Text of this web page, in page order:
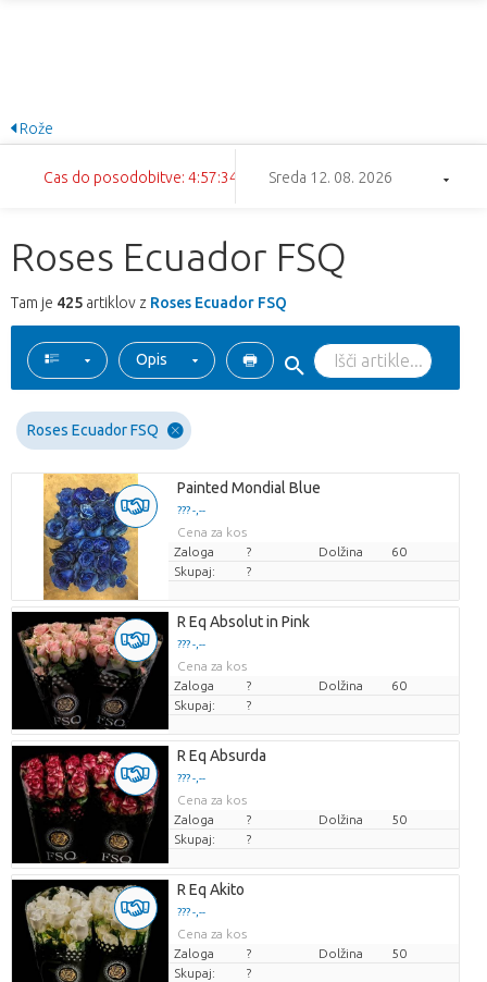
Rože
Cas do posodobitve: 4:57:33 Sreda 12. 08. 2026
Roses Ecuador FSQ
Tam je 425 artiklov z Roses Ecuador FSQ
Opis
Roses Ecuador FSQ
Painted Mondial Blue
??? -,--
Cena za kos
Zaloga
? Dolžina
60
Skupaj:
?
R Eq Absolut in Pink
??? -,--
Cena za kos
Zaloga
? Dolžina
60
Skupaj:
?
R Eq Absurda
??? -,--
Cena za kos
Zaloga
? Dolžina
50
Skupaj:
?
R Eq Akito
??? -,--
Cena za kos
Zaloga
? Dolžina
50
Skupaj:
?